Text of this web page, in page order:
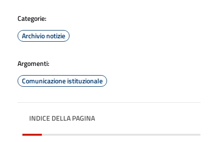
Categorie:
Archivio notizie
Argomenti:
Comunicazione istituzionale
INDICE DELLA PAGINA